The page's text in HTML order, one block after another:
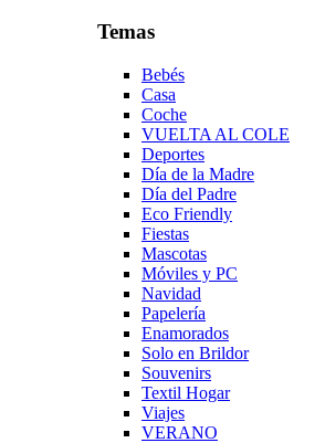
Temas
Bebés
Casa
Coche
VUELTA AL COLE
Deportes
Día de la Madre
Día del Padre
Eco Friendly
Fiestas
Mascotas
Móviles y PC
Navidad
Papelería
Enamorados
Solo en Brildor
Souvenirs
Textil Hogar
Viajes
VERANO